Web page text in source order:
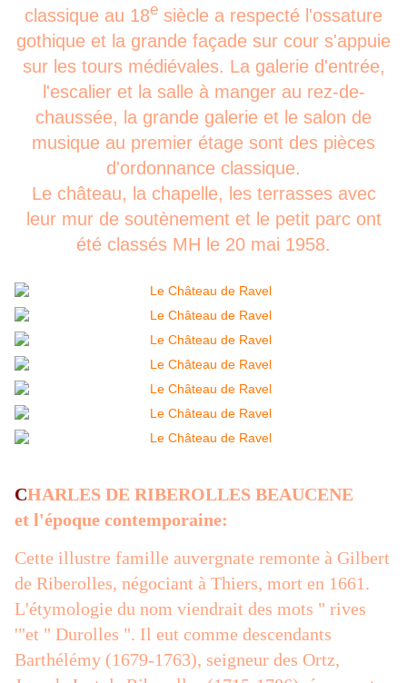
classique au 18e siècle a respecté l'ossature
gothique et la grande façade sur cour s'appuie
sur les tours médiévales. La galerie d'entrée,
l'escalier et la salle à manger au rez-de-
chaussée, la grande galerie et le salon de
musique au premier étage sont des pièces
d'ordonnance classique.
Le château, la chapelle, les terrasses avec
leur mur de soutènement et le petit parc ont
été classés MH le 20 mai 1958.
CHARLES DE RIBEROLLES BEAUCENE
et l'époque contemporaine:
Cette illustre famille auvergnate remonte à Gilbert
de Riberolles, négociant à Thiers, mort en 1661.
L'étymologie du nom viendrait des mots " rives
'"et " Durolles ". Il eut comme descendants
Barthélémy (1679-1763), seigneur des Ortz,